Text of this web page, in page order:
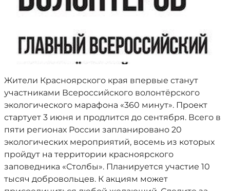
Жители Красноярского края впервые станут
участниками Всероссийского волонтёрского
экологического марафона «360 минут». Проект
стартует 3 июня и продлится до сентября. Всего в
пяти регионах России запланировано 20
экологических мероприятий, восемь из которых
пройдут на территории красноярского
заповедника «Столбы». Планируется участие 10
тысяч добровольцев. К акциям может